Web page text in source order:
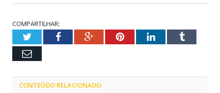
COMPARTILHAR:
TwitterFacebookGoogle+PinterestLinkedInTumblr
Email
CONTEÚDO RELACIONADO